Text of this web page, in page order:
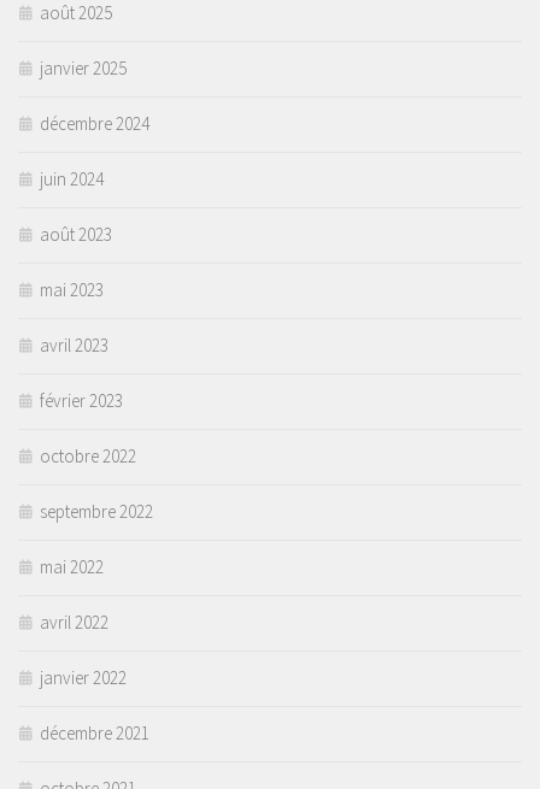
août 2025
janvier 2025
décembre 2024
juin 2024
août 2023
mai 2023
avril 2023
février 2023
octobre 2022
septembre 2022
mai 2022
avril 2022
janvier 2022
décembre 2021